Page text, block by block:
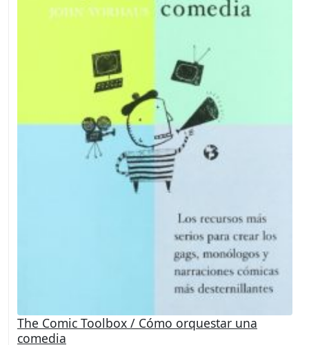
The Comic Toolbox / Cómo orquestar una
comedia